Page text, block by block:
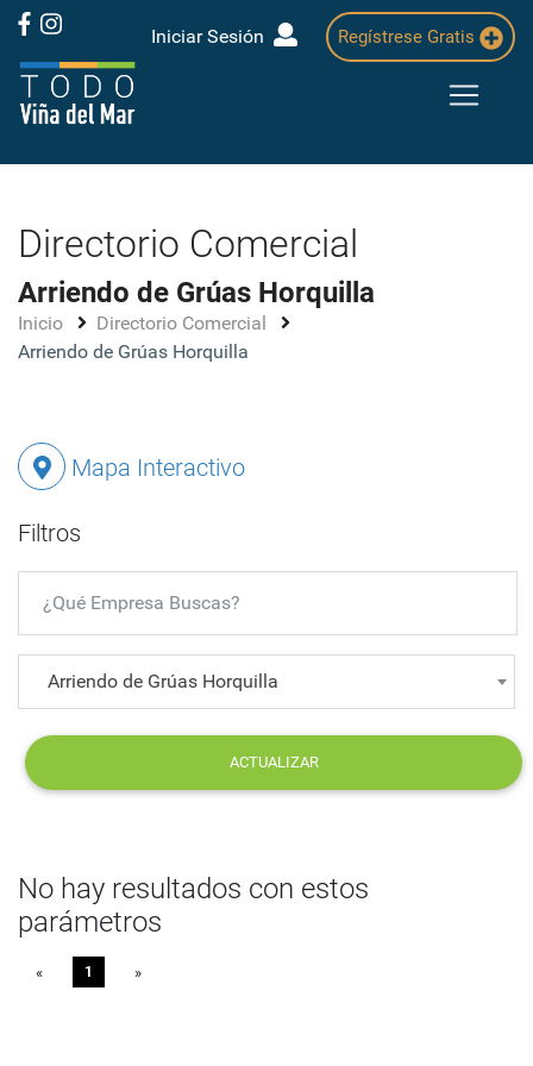
Iniciar Sesión Regístrese Gratis
Directorio Comercial
Arriendo de Grúas Horquilla
Inicio
Directorio Comercial
Arriendo de Grúas Horquilla
Mapa Interactivo
Filtros
Arriendo de Grúas Horquilla
ACTUALIZAR
No hay resultados con estos
parámetros
« Previous
1 »